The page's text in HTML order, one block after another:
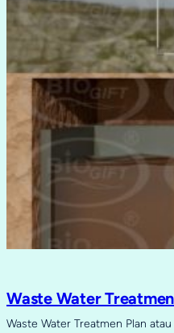
Waste Water
Waste Water Treatmen Plan